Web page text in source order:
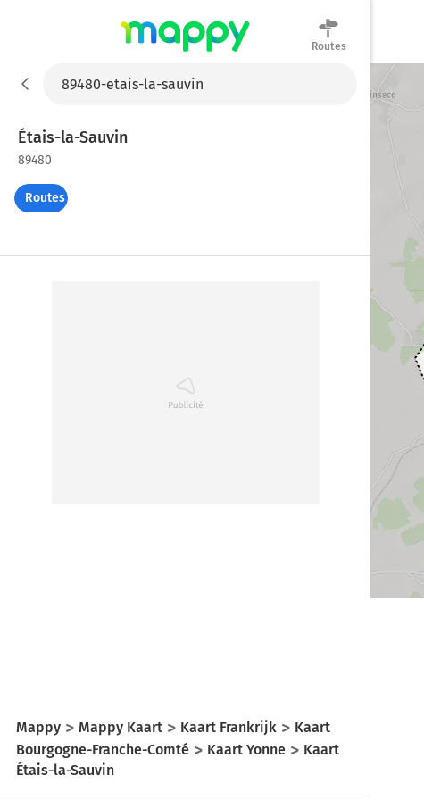
Routes
Étais-la-Sauvin
89480
Routes
Mappy Mappy Kaart Kaart Frankrijk
Kaart
Bourgogne-Franche-Comté
Kaart Yonne
Kaart
Étais-la-Sauvin